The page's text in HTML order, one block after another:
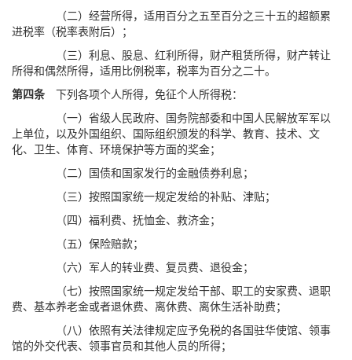
（二）经营所得，适用百分之五至百分之三十五的超额累
进税率（税率表附后）；
（三）利息、股息、红利所得，财产租赁所得，财产转让
所得和偶然所得，适用比例税率，税率为百分之二十。
第四条 下列各项个人所得，免征个人所得税：
（一）省级人民政府、国务院部委和中国人民解放军军以
上单位，以及外国组织、国际组织颁发的科学、教育、技术、文
化、卫生、体育、环境保护等方面的奖金；
（二）国债和国家发行的金融债券利息；
（三）按照国家统一规定发给的补贴、津贴；
（四）福利费、抚恤金、救济金；
（五）保险赔款；
（六）军人的转业费、复员费、退役金；
（七）按照国家统一规定发给干部、职工的安家费、退职
费、基本养老金或者退休费、离休费、离休生活补助费；
（八）依照有关法律规定应予免税的各国驻华使馆、领事
馆的外交代表、领事官员和其他人员的所得；